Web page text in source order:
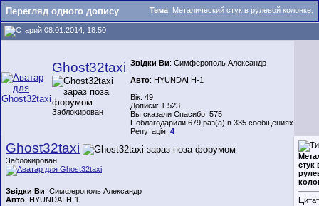
Тема: Металический стук в рулевой колонке.
Перегляд одного допису
08.01.2014, 18:50
Ghost32taxi
Заблокирован
Звідки Ви: Симферополь Александр
Авто: HYUNDAI Н-1
Вік: 49
Дописи: 1.523
Вы сказали Спасибо: 575
Поблагодарили 679 раз(а) в 335 сообщениях
Репутація: 4
Ghost32taxi
Заблокирован
Звідки Ви: Симферополь Александр
Авто: HYUNDAI Н-1
стук